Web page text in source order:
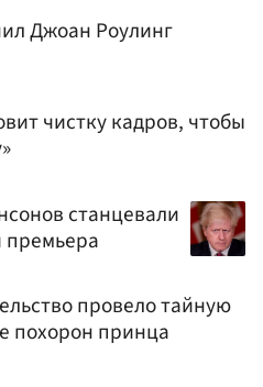
Джоан Роулинг
чистку кадров, чтобы
станцевали
премьера
провело тайную
похорон принца